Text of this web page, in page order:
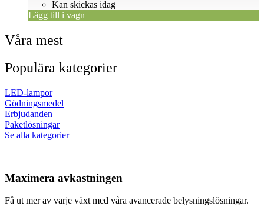
Kan skickas idag
Lägg till i vagn
Våra mest
Populära kategorier
LED-lampor
Gödningsmedel
Erbjudanden
Paketlösningar
Se alla kategorier
Maximera avkastningen
Få ut mer av varje växt med våra avancerade belysningslösningar.